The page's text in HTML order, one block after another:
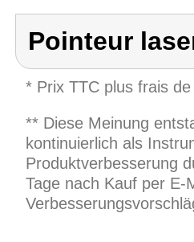
Pointeur
* Prix TTC plus frais
** Diese Meinung
kontinuierlich als
Produktverbesserung
Tage nach Kauf per E-